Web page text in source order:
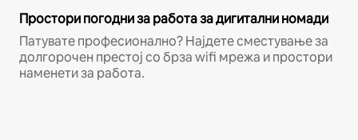
Простори погодни за работа за дигитални номади
Патувате професионално? Најдете сместување за
долгорочен престој со брза wifi мрежа и простори
наменети за работа.